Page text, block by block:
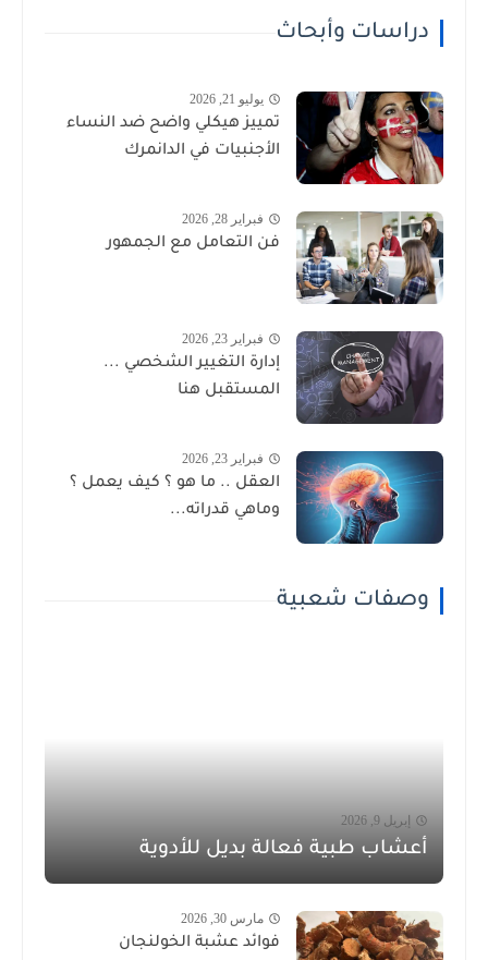
دراسات وأبحاث
يوليو 21, 2026
تمييز هيكلي واضح ضد النساء
الأجنبيات في الدانمرك
فبراير 28, 2026
فن التعامل مع الجمهور
فبراير 23, 2026
إدارة التغيير الشخصي ...
المستقبل هنا
فبراير 23, 2026
العقل .. ما هو ؟ كيف يعمل ؟
وماهي قدراته...
وصفات شعبية
إبريل 9, 2026
أعشاب طبية فعالة بديل للأدوية
مارس 30, 2026
فوائد عشبة الخولنجان